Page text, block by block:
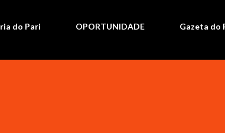
do Pari OPORTUNIDADE Gazeta do